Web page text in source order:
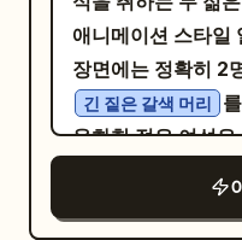
스러운 미소를 지으
다. 두 사람의 움직
연스러운 거리를 둔
여주어야 합니다. 테이블 위에는 휴지, 다른 디
의 디테일을 유지
밝은 색 벽, 불투명
머리 남성 우주비
고 빛나는 별을 응
색 우주복 차림의
리고 뒷발로 서서
을 한쪽 발로 내미
카페 매니저 1명. 3
록 하세요: 왼쪽
애니메이션 스타일
장면에는 정확히 2
긴 짙은 갈색 머리
온화한 젊은 여성
에 헐렁한 크림색